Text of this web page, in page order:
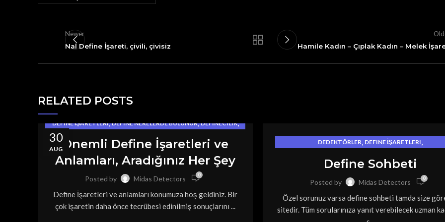
Newer
Nal Define İşareti, çivili, çivisiz
Hamile Kadın – Çıplak Kadın – Melek
RELATED POSTS
30
AUG
DEFINE İŞARETLERI,DEFINE NERELERDE BULUNUR,DEFINECILIK,
FOTOĞRAFLI DEFINE İŞARETLERI RESIMLI DEFINE İŞARETLERI
Önemli Define İşaretleri ve
Anlamları, Aradığınız Her Şey
Posted by Midas Detectors 0
Define İşaretleri ve anlamları konumuza hoş geldiniz. Bir
çok işaretin daha önce tecrübesi edinilmiş sonuçlarını ...
DEDEKTÖRLER, DEFINE İŞARETLERI,
FOTOĞRAFLI DEFINE İŞARETLERI
OYMA İŞARETLERI VE ANLAMLARI
Define Sohbeti
Posted by Midas Detectors 0
Özel sorunuz varsa define sohbeti tamda size
sitedir. Tüm sorularınıza yanıt verebilecek uzman